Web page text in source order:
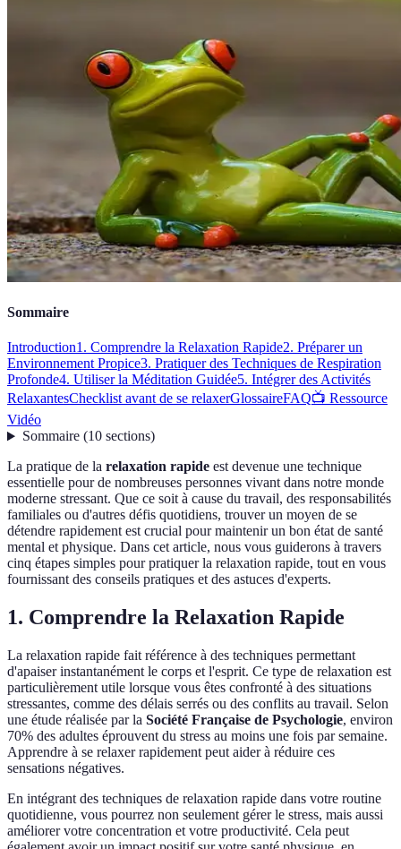
Sommaire
Introduction1. Comprendre la Relaxation Rapide2. Préparer un
Environnement Propice3. Pratiquer des Techniques de Respiration
Profonde4. Utiliser la Méditation Guidée5. Intégrer des Activités
RelaxantesChecklist avant de se relaxerGlossaireFAQ📺 Ressource
Vidéo
Sommaire(10 sections)
La pratique de la relaxation rapide est devenue une technique
essentielle pour de nombreuses personnes vivant dans notre monde
moderne stressant. Que ce soit à cause du travail, des responsabilités
familiales ou d'autres défis quotidiens, trouver un moyen de se
détendre rapidement est crucial pour maintenir un bon état de santé
mental et physique. Dans cet article, nous vous guiderons à travers
cinq étapes simples pour pratiquer la relaxation rapide, tout en vous
fournissant des conseils pratiques et des astuces d'experts.
1. Comprendre la Relaxation Rapide
La relaxation rapide fait référence à des techniques permettant
d'apaiser instantanément le corps et l'esprit. Ce type de relaxation est
particulièrement utile lorsque vous êtes confronté à des situations
stressantes, comme des délais serrés ou des conflits au travail. Selon
une étude réalisée par la Société Française de Psychologie, environ
70% des adultes éprouvent du stress au moins une fois par semaine.
Apprendre à se relaxer rapidement peut aider à réduire ces
sensations négatives.
En intégrant des techniques de relaxation rapide dans votre routine
quotidienne, vous pourrez non seulement gérer le stress, mais aussi
améliorer votre concentration et votre productivité. Cela peut